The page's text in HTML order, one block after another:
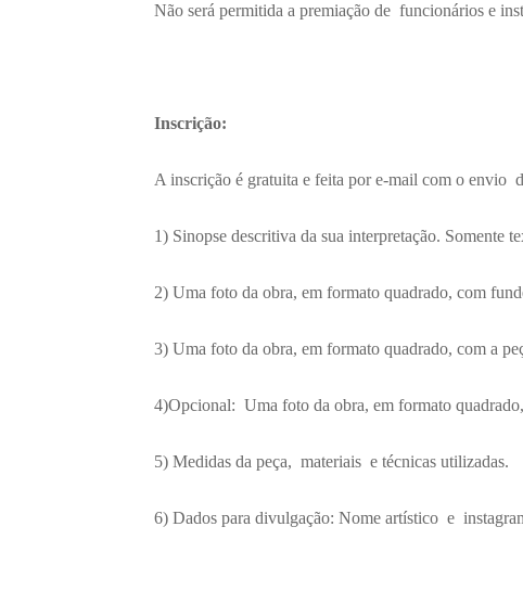
Não será permitida a premiação de funcionários e
Inscrição:
A inscrição é gratuita e feita por e-mail com o envio
1) Sinopse descritiva da sua interpretação. Somente
2) Uma foto da obra, em formato quadrado, com
3) Uma foto da obra, em formato quadrado, com a
4)Opcional: Uma foto da obra, em formato
5) Medidas da peça, materiais e técnicas utilizadas.
6) Dados para divulgação: Nome artístico e